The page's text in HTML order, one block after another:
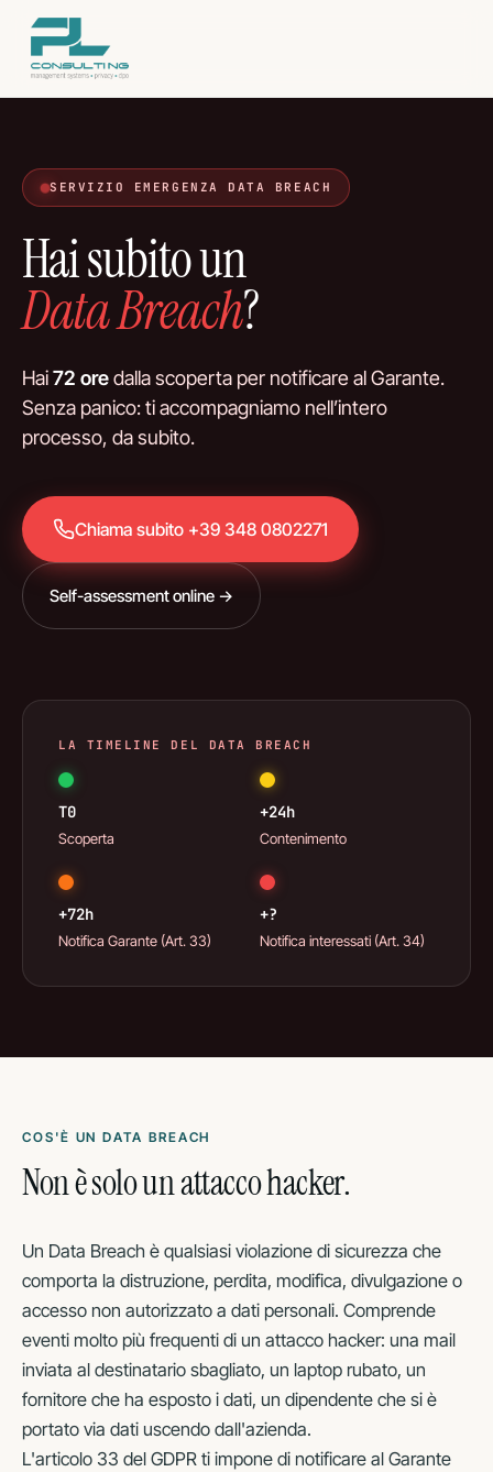
contenuto
SERVIZIO EMERGENZA DATA BREACH
Hai subito un
Data Breach?
Hai72 oredalla scoperta per notificare al Garante.
Senza panico: ti accompagniamo nell’intero
processo, da subito.
Chiama subito +39 348 0802271
Self-assessment online →
LA TIMELINE DEL DATA BREACH
T0
Scoperta
+24h
Contenimento
+72h
Notifica Garante (Art. 33)
+?
Notifica interessati (Art. 34)
COS'È UN DATA BREACH
Non è solo un attacco hacker.
Un Data Breach è qualsiasi violazione di sicurezza che
comporta la distruzione, perdita, modifica, divulgazione o
accesso non autorizzato a dati personali. Comprende
eventi molto più frequenti di un attacco hacker: una mail
inviata al destinatario sbagliato, un laptop rubato, un
fornitore che ha esposto i dati, un dipendente che si è
portato via dati uscendo dall'azienda.
L'articolo 33 del GDPR ti impone di notificare al Garante